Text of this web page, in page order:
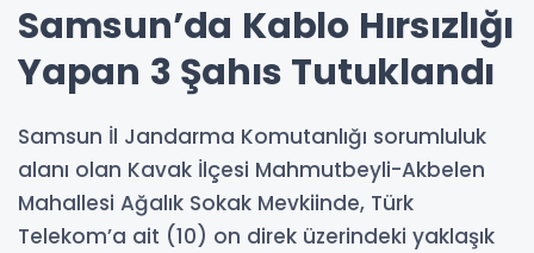
Samsun’da Kablo Hırsızlığı
Yapan 3 Şahıs Tutuklandı
Samsun İl Jandarma Komutanlığı sorumluluk
alanı olan Kavak İlçesi Mahmutbeyli-Akbelen
Mahallesi Ağalık Sokak Mevkiinde, Türk
Telekom’a ait (10) on direk üzerindeki yaklaşık